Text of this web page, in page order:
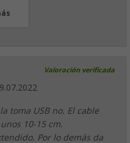
Valoración verificada
toma USB no. El cable
10-15 cm.
Por lo demás da